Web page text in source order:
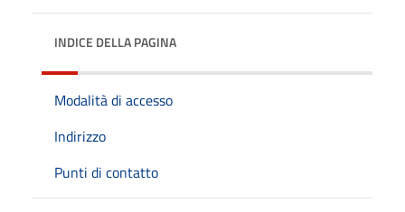
INDICE DELLA PAGINA
Modalità di accesso
Indirizzo
Punti di contatto